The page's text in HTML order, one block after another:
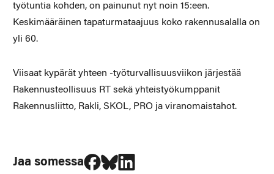
työtuntia kohden, on painunut nyt noin 15:een.
Keskimääräinen tapaturmataajuus koko rakennusalalla on
yli 60.
Viisaat kypärät yhteen -työturvallisuusviikon järjestää
Rakennusteollisuus RT sekä yhteistyökumppanit
Rakennusliitto, Rakli, SKOL, PRO ja viranomaistahot.
Jaa somessa
Jaa Facebookissa
Jaa Blueskyssa
Jaa LinkedIn:ssä